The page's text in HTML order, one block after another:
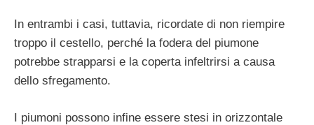
In entrambi i casi, tuttavia, ricordate di non riempire
troppo il cestello, perché la fodera del piumone
potrebbe strapparsi e la coperta infeltrirsi a causa
dello sfregamento.
I piumoni possono infine essere stesi in orizzontale